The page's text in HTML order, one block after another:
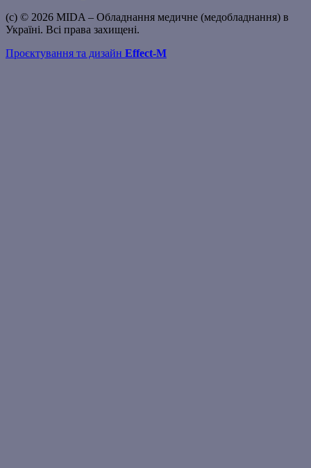
(c) © 2026 MIDA – Обладнання медичне (медобладнання) в
Україні. Всі права захищені.
Проєктування та дизайн Effect-M